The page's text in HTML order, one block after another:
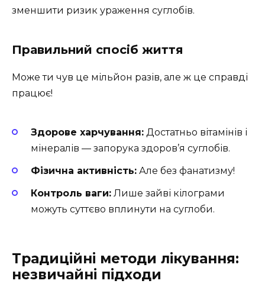
зменшити ризик ураження суглобів.
Правильний спосіб життя
Може ти чув це мільйон разів, але ж це справді
працює!
Здорове харчування: Достатньо вітамінів і
мінералів — запорука здоров’я суглобів.
Фізична активність: Але без фанатизму!
Контроль ваги: Лише зайві кілограми
можуть суттєво вплинути на суглоби.
Традиційні методи лікування:
незвичайні підходи